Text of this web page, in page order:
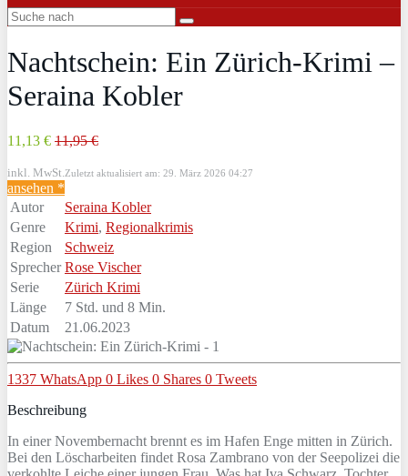
Nachtschein: Ein Zürich-Krimi –
Seraina Kobler
11,13 € 11,95 €
inkl. MwSt. Zuletzt aktualisiert am: 29. März 2026 04:27
ansehen *
Autor
Seraina Kobler
Genre
Krimi, Regionalkrimis
Region
Schweiz
Sprecher Rose Vischer
Serie
Zürich Krimi
Länge
7 Std. und 8 Min.
Datum
21.06.2023
1337 WhatsApp 0 Likes 0 Shares 0 Tweets
Beschreibung
In einer Novembernacht brennt es im Hafen Enge mitten in Zürich.
Bei den Löscharbeiten findet Rosa Zambrano von der Seepolizei die